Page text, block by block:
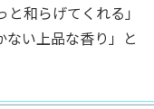
と和らげてくれる」
ない上品な香り」と